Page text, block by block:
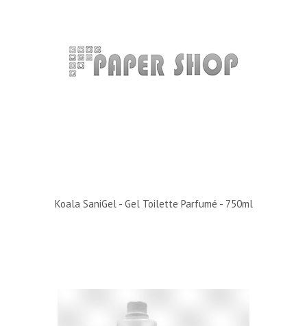
Koala SaniGel - Gel Toilette Parfumé - 750ml